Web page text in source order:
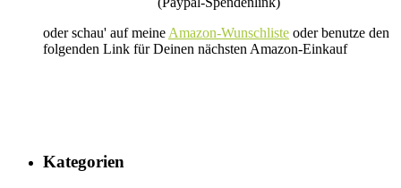
oder schau' auf meine Amazon-Wunschliste oder benutze den
folgenden Link für Deinen nächsten Amazon-Einkauf
Kategorien